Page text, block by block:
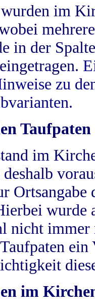
im
in der
zu
Taufpaten
im
wurde
nicht
im